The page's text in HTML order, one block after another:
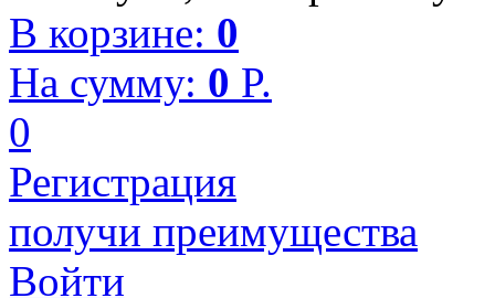
В корзине: 0
На сумму: 0 P.
0
Регистрация
получи преимущества
Войти